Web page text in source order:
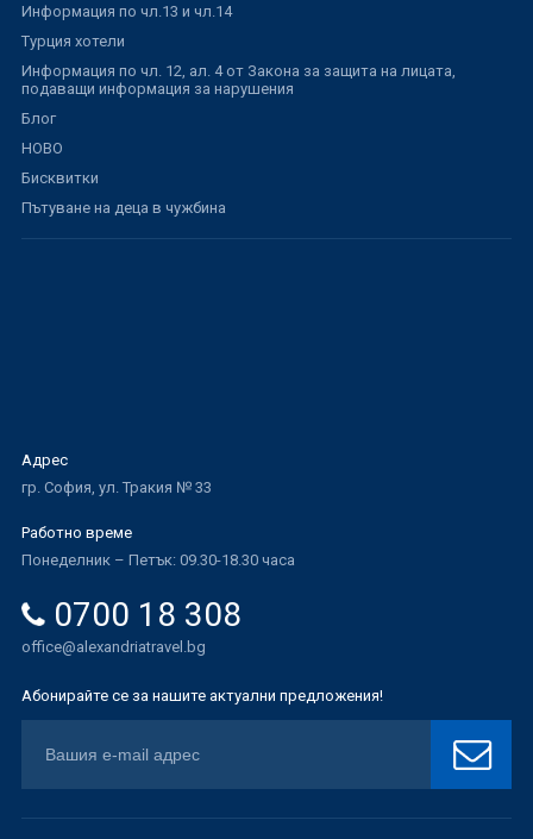
Информация по чл.13 и чл.14
Турция хотели
Информация по чл. 12, ал. 4 от Закона за защита на лицата,
подаващи информация за нарушения
Блог
НОВО
Бисквитки
Пътуване на деца в чужбина
Адрес
гр. София, ул. Тракия № 33
Работно време
Понеделник – Петък: 09.30-18.30 часа
0700 18 308
office@alexandriatravel.bg
Абонирайте се за нашите актуални предложения!